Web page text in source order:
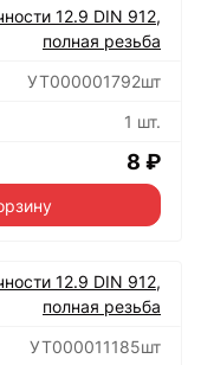
12.9 DIN 912,
полная резьба
УТ000001792шт
1 шт.
8 ₽
12.9 DIN 912,
полная резьба
УТ000011185шт